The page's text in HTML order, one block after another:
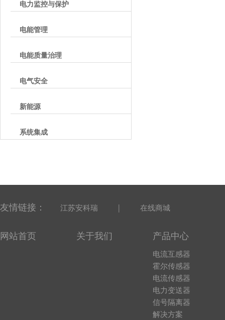
电力监控与保护
电能管理
电能质量治理
电气安全
新能源
系统集成
友情链接： 江苏安科瑞 | 在线商城
网站首页 关于我们 产品中心
电流互感器
霍尔传感器
电流传感器
电力变送器
信号隔离器
解决方案